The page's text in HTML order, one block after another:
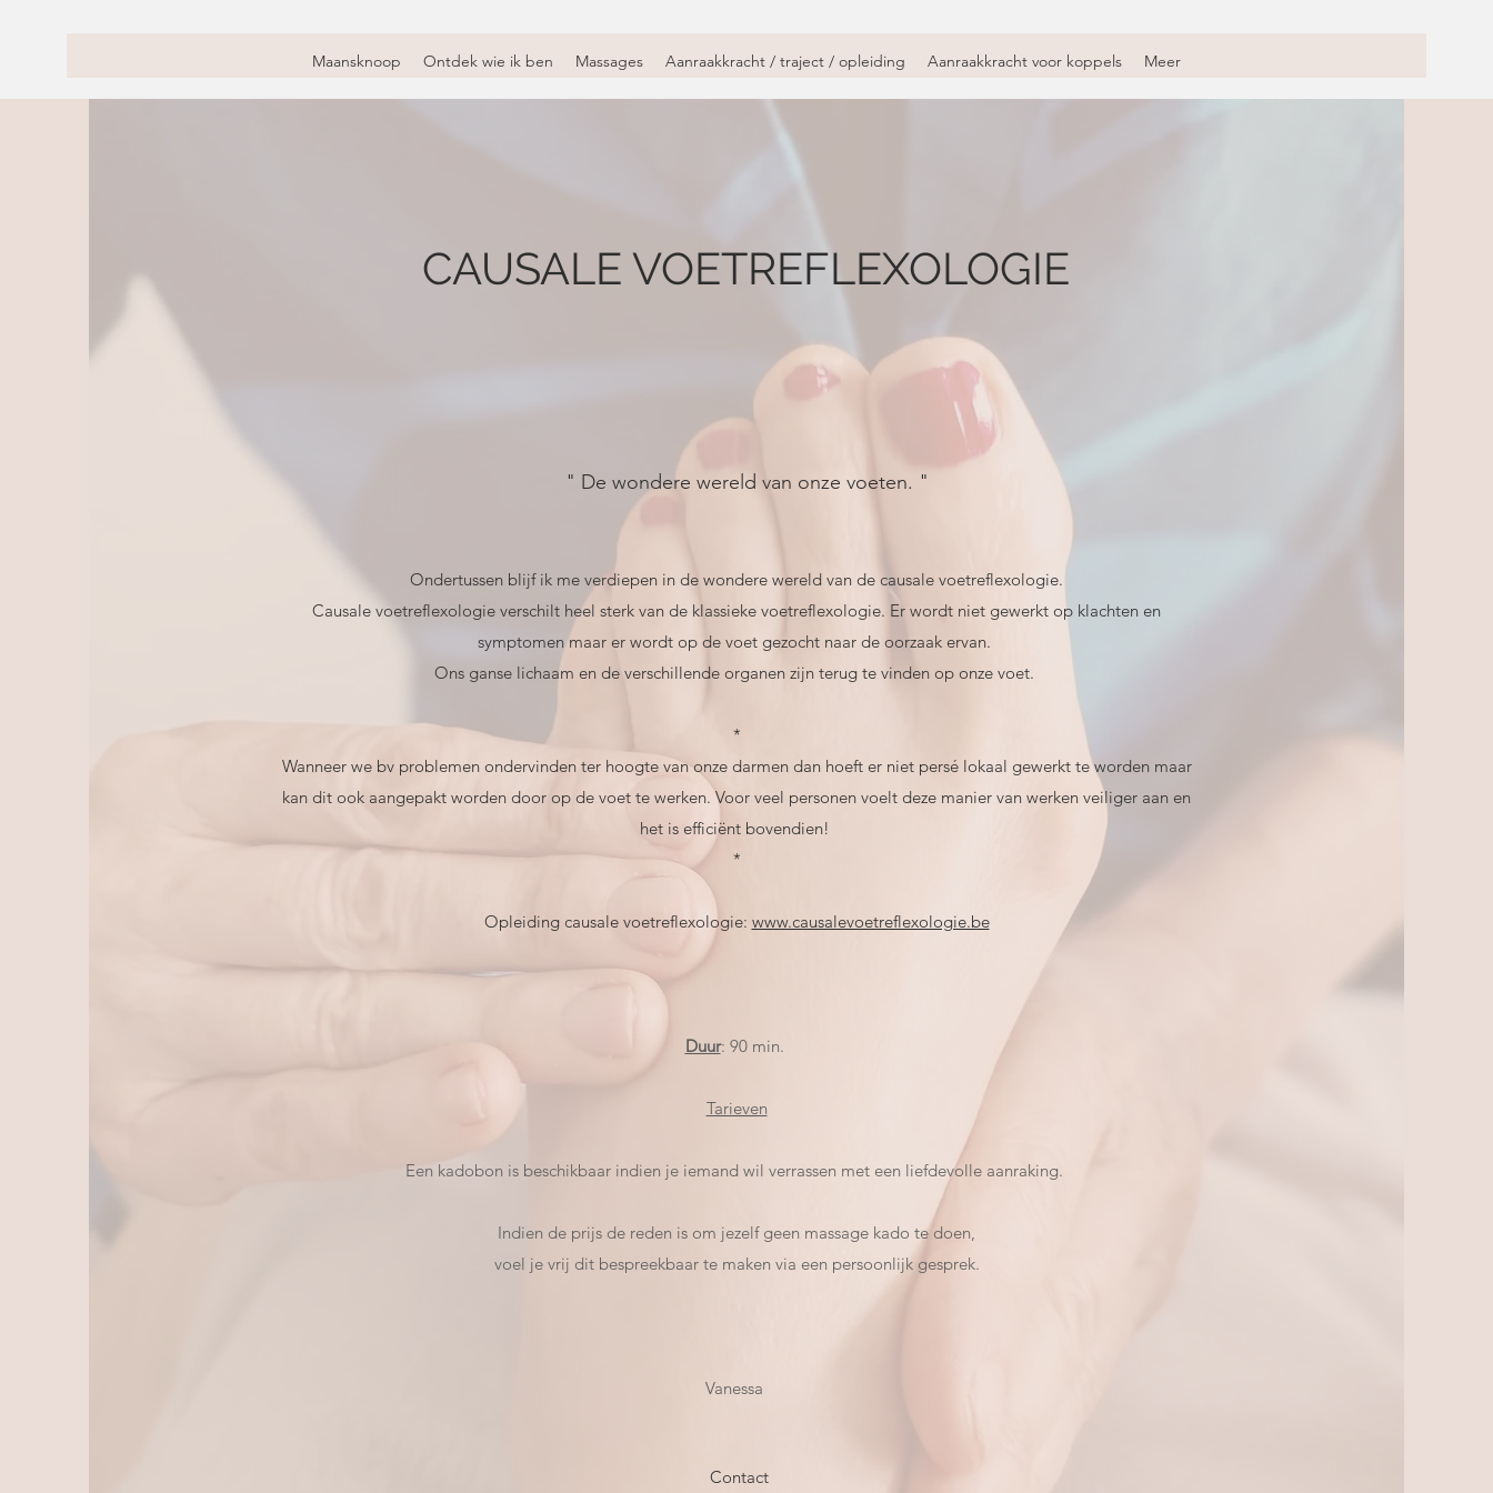
Maansknoop Ontdek wie ik ben Massages Aanraakkracht / traject / opleiding Aanraakkracht voor koppels Meer
CAUSALE VOETREFLEXOLOGIE
" De wondere wereld van onze voeten. "
Ondertussen blijf ik me verdiepen in de wondere wereld van de causale voetreflexologie.
Causale voetreflexologie verschilt heel sterk van de klassieke voetreflexologie. Er wordt niet gewerkt op klachten en
symptomen maar er wordt op de voet gezocht naar de oorzaak ervan.
Ons ganse lichaam en de verschillende organen zijn terug te vinden op onze voet.
*
Wanneer we bv problemen ondervinden ter hoogte van onze darmen dan hoeft er niet persé lokaal gewerkt te worden maar
kan dit ook aangepakt worden door op de voet te werken. Voor veel personen voelt deze manier van werken veiliger aan en
het is efficiënt bovendien!
*
Opleiding causale voetreflexologie: www.causalevoetreflexologie.be
Duur: 90 min.
Tarieven
Een kadobon is beschikbaar indien je iemand wil verrassen met een liefdevolle aanraking.
Indien de prijs de reden is om jezelf geen massage kado te doen,
voel je vrij dit bespreekbaar te maken via een persoonlijk gesprek.
Vanessa
Contact